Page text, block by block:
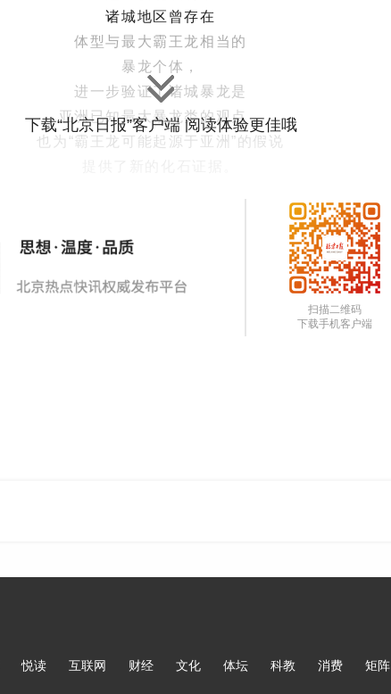
诸城地区曾存在
体型与最大霸王龙相当的
暴龙个体，
进一步验证了诸城暴龙是
亚洲已知最大暴龙类的观点，
也为“霸王龙可能起源于亚洲”的假说
度分析尽在北京日报App
下载“北京日报”客户端 阅读体验更佳哦
扫描二维码
下载手机客户端
悦读 互联网 财经 文化 体坛 科教 消费 矩阵